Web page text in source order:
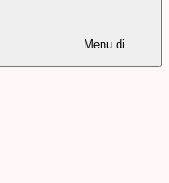
Menu di